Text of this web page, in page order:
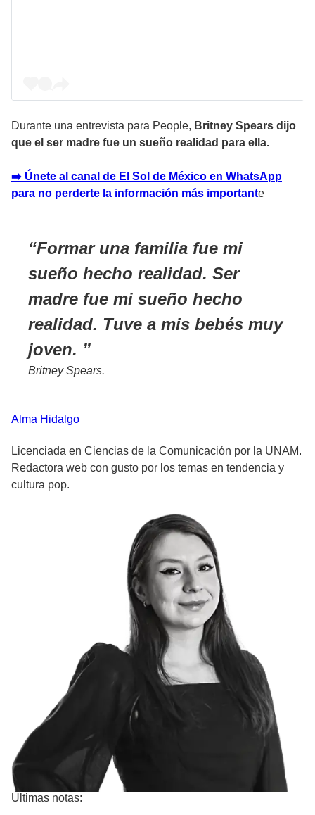
Durante una entrevista para People, Britney Spears dijo
que el ser madre fue un sueño realidad para ella.
➡️ Únete al canal de El Sol de México en WhatsApp
para no perderte la información más importante
Formar una familia fue mi
sueño hecho realidad. Ser
madre fue mi sueño hecho
realidad. Tuve a mis bebés muy
joven.
Britney Spears.
Alma Hidalgo
Licenciada en Ciencias de la Comunicación por la UNAM.
Redactora web con gusto por los temas en tendencia y
cultura pop.
Últimas notas: